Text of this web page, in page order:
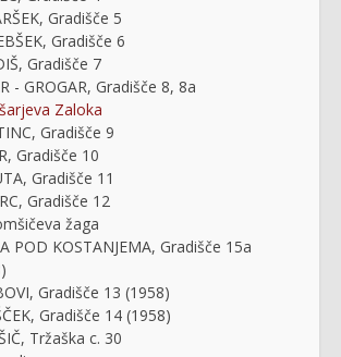
Gradišče 5
Gradišče 6
Gradišče 7
- GROGAR, Gradišče 8, 8a
Zaloka
Gradišče 9
Gradišče 10
Gradišče 11
Gradišče 12
žaga
POD KOSTANJEMA, Gradišče 15a
Gradišče 13 (1958)
Gradišče 14 (1958)
Tržaška c. 30